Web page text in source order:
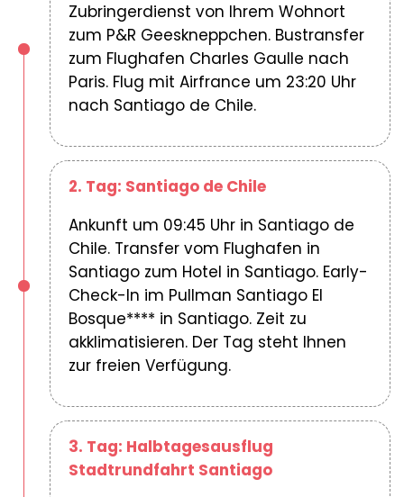
Zubringerdienst von Ihrem Wohnort
zum P&R Geeskneppchen. Bustransfer
zum Flughafen Charles Gaulle nach
Paris. Flug mit Airfrance um 23:20 Uhr
nach Santiago de Chile.
2. Tag: Santiago de Chile
Ankunft um 09:45 Uhr in Santiago de
Chile. Transfer vom Flughafen in
Santiago zum Hotel in Santiago. Early-
Check-In im Pullman Santiago El
Bosque**** in Santiago. Zeit zu
akklimatisieren. Der Tag steht Ihnen
zur freien Verfügung.
3. Tag: Halbtagesausflug
Stadtrundfahrt Santiago